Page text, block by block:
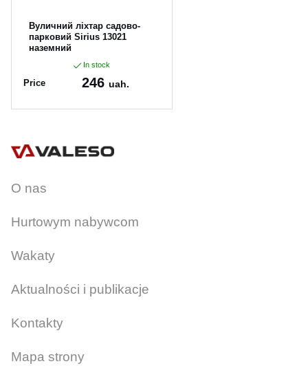
Вуличний ліхтар садово-
парковий Sirius 13021
наземний
In stock
Price 246 uah.
O nas
Hurtowym nabywcom
Wakaty
Aktualności i publikacje
Kontakty
Mapa strony